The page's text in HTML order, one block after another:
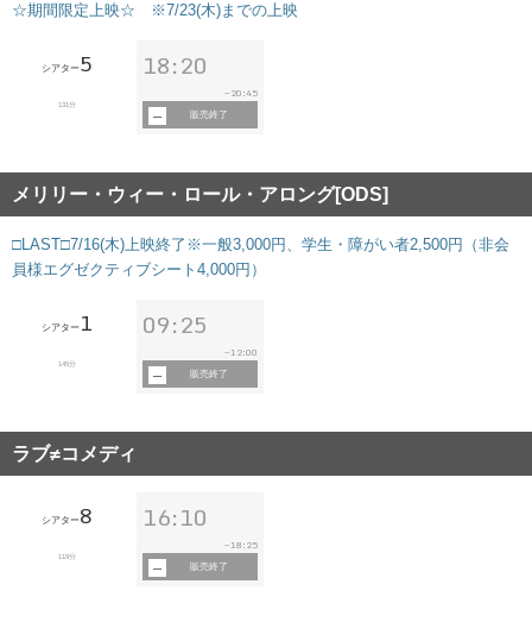
☆期間限定上映☆ ※7/23(木)までの上映
シアター5
131分
18:20
~ 20:45
販売終了
メリリー・ウィー・ロール・アロング[ODS]
□LAST□7/16(木)上映終了※一般3,000円、学生・障がい者2,500円（非会
員様エグゼクティブシート4,000円）
シアター 1
145分
09:25
~ 12:00
販売終了
ラブ≠コメディ
シアター8
119分
16:10
~18:25
販売終了